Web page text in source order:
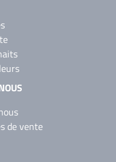
de vente